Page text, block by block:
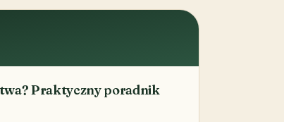
Praktyczny poradnik